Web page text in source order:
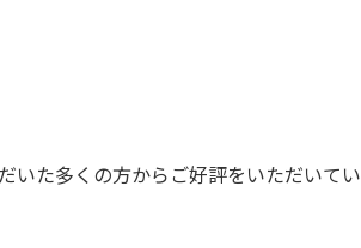
いた多くの方からご好評をいただいてい